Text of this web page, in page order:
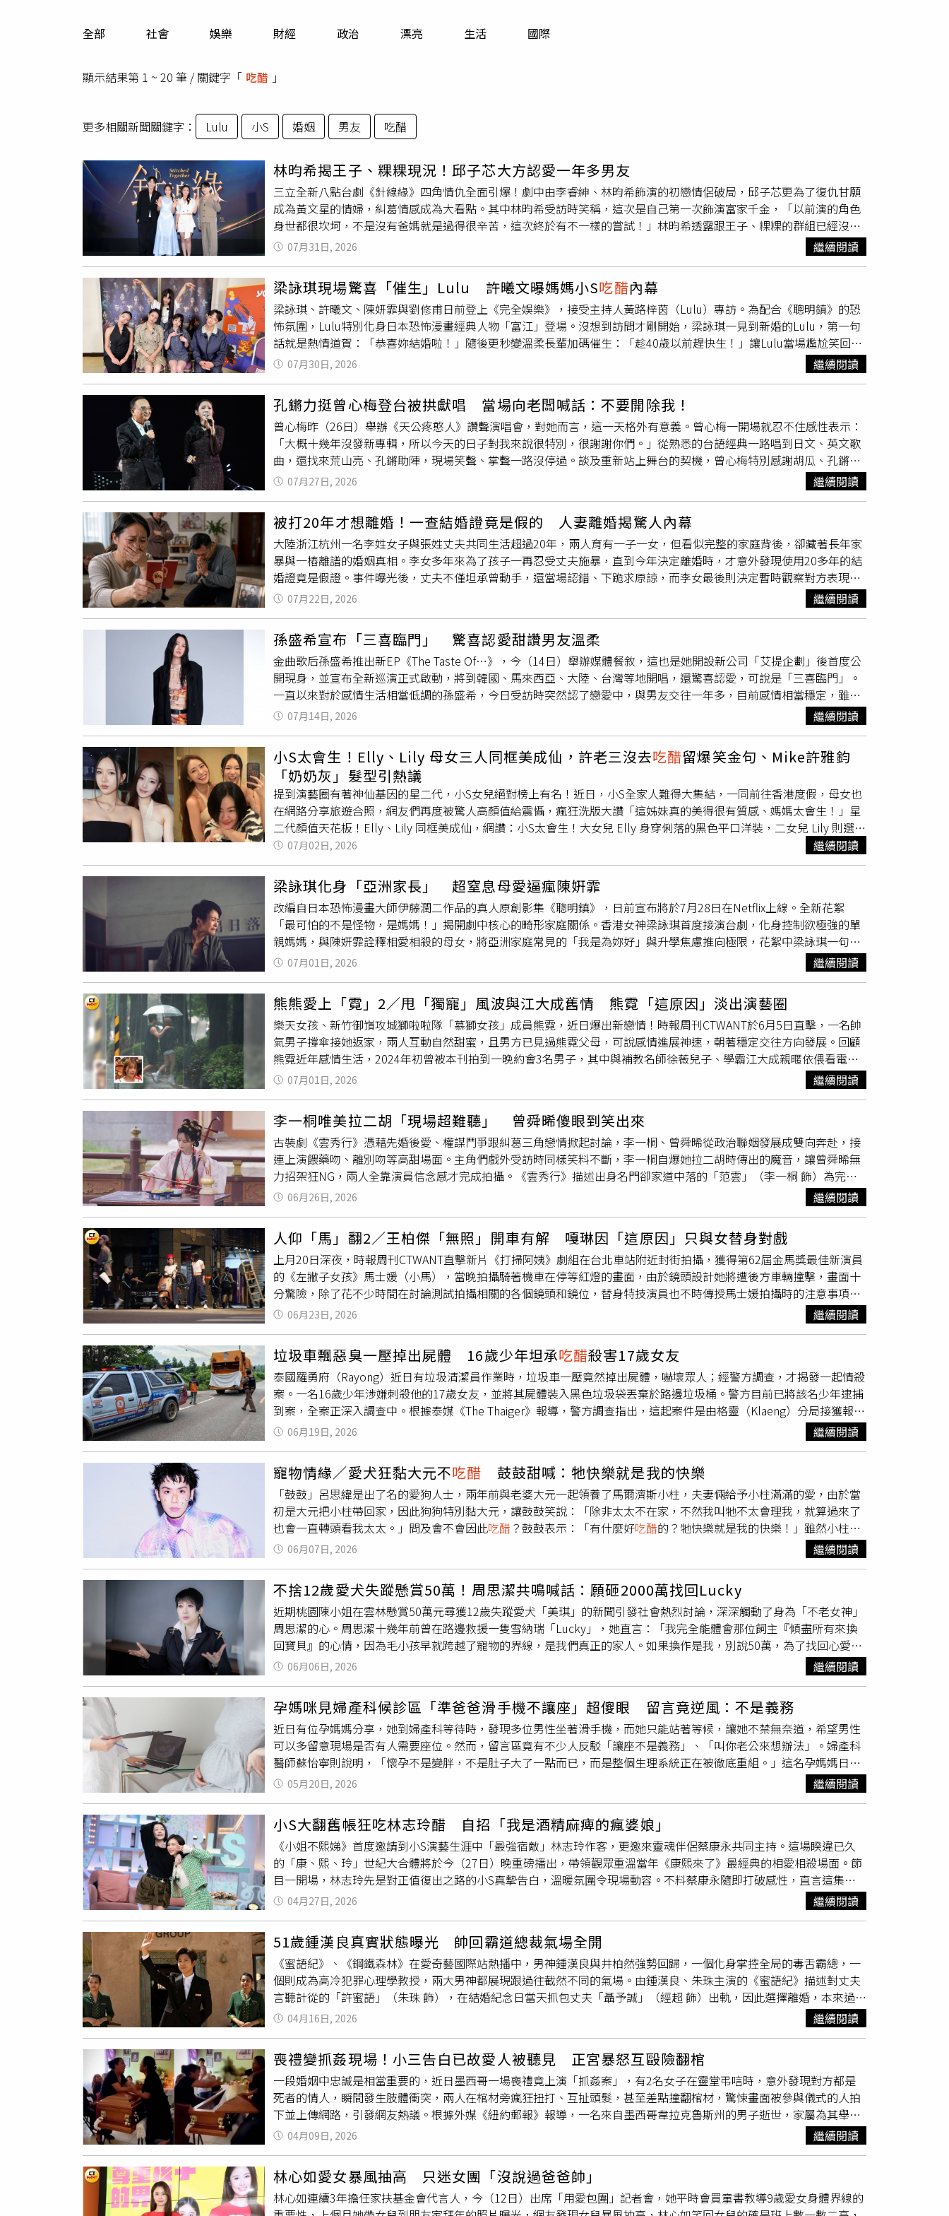
運勢
全部 社會 娛樂 財經 政治 漂亮 生活 國際
顯示結果第 1 ~ 20 筆 / 關鍵字「 吃醋 」
更多相關新聞關鍵字： Lulu 小S 婚姻 男友 吃醋
林昀希揭王子、粿粿現況！邱子芯大方認愛一年多男友
三立全新八點台劇《針線緣》四角情仇全面引爆！劇中由李睿紳、林昀希飾演的初戀情侶破局，邱子芯更為了復仇甘願
成為黃文星的情婦，糾葛情感成為大看點。其中林昀希受訪時笑稱，這次是自己第一次飾演富家千金，「以前演的角色
身世都很坎坷，不是沒有爸媽就是過得很辛苦，這次終於有不一樣的嘗試！」林昀希透露跟王子、粿粿的群組已經沒有
在對話。（圖／三立）此外，被問及先前一同參與《全明星運動會》的戰友王子與粿粿的婚外情風波，是否感到震驚？
林昀希坦言：「有啊，大家感情都滿好的，但私底下的事我們真的不會知道。」她表示事發後比較少私下聯繫，認為對
三立）被問到群組是否還有互動、會不會覺得夾在中間尷尬難選邊？林昀希尷尬笑說：「愛大家啦！」她表示自己當下
的反應是不去打擾，「怎麼回應都尷尬，頂多給一個『隔空擁抱』的感覺。」他們那趟美國行，剛好林昀希接了籃球季
後賽的採訪工作，因此沒有參與，是否慶幸剛好避開風頭？她大笑回應：「沒有啦！」邱子芯連演三檔八點檔，她笑
說，原本這檔想著能不能先休息一下，「謝謝大家的愛戴，還是先賺錢吧！」她也分享趁著空檔終於完成了看牙大事，
透露自己看了兩年的牙醫，做了三個根管治療並補完全部蛀牙，「完成這些事才可以好好拍戲！」至於連續接戲身體能
否負荷？她笑稱：「還行啦！通宵只是偶爾的事情，現在劇組都是可以充分休息的。」事業無縫接軌，感情生活也相當
滋潤。被問到工作這麼忙該如何經營感情？邱子芯表示：「要做什麼事，只要有心就可以！」隨後更難得大方認愛，坦
言身邊已有「陪伴的人」，已經默默發展了一年多，「拍戲之餘還是要有生活嘛！」她透露對方非常支持她的演藝工
作，即便劇中可能有吻戲或親密戲也不需要特別報備，「因為他不會特別去看，偶爾在推播看到也不會怎樣，不會吃
醋 。」被問到是否以結婚為前提交往？她甜笑回應：「是吧！」李睿紳日前受訪時提到老婆會吃醋的事，說老婆看了他
親密戲氣到回娘家，他今尷尬笑說：「又睡了三天沙發。」並搞笑表示會考慮把沙發升級，換個好一點的沙發，畢竟常
常睡。
07月31日, 2026 繼續閱讀
梁詠琪現場驚喜「催生」Lulu 許曦文曝媽媽小S吃醋內幕
梁詠琪、許曦文、陳妍霏與劉修甫日前登上《完全娛樂》，接受主持人黃路梓茵（Lulu）專訪。為配合《聰明鎮》的恐
怖氛圍，Lulu特別化身日本恐怖漫畫經典人物「富江」登場。沒想到訪問才剛開始，梁詠琪一見到新婚的Lulu，第一句
話就是熱情道賀：「恭喜妳結婚啦！」隨後更秒變溫柔長輩加碼催生：「趁40歲以前趕快生！」讓Lulu當場尷尬笑回：
「慢慢來啦！」梁詠琪在劇中飾演控制慾極強的母親，為了讓女兒考上好大學、讀醫科，即使小鎮再詭異恐怖也堅持撐
下去。她形容這是「極致到扭曲的母愛」。戲外梁詠琪極度沉浸角色，甚至把陳妍霏小時候的照片設為手機桌布，讓
雙腿」降低高度，逗趣畫面笑翻全場。梁詠琪見到新婚的Lulu，除了熱情道賀外還加碼催生。（圖／三立提供）首度參
演劇集的小S大女兒許曦文則分享了預告中「嘴吐蛞蝓」的拍攝幕後。她表示當時嘴裡含著柔軟的塑膠模型，由工作人
員拉細線拉出，臉上還抹滿黏液，場面極具視覺衝擊。許曦文也透露，自己原本就喜歡驚悚漫畫及動畫，雖然很愛看恐
怖題材，晚上卻又常常自己嚇自己，「會覺得旁邊好像有人。Lulu則犀利逼問許曦文媽媽小S看完預告後的反應，許曦
文笑爆媽媽狂問細節，甚至在一旁
碎念：「奇怪，為什麼導演找的不是我，是妳？」不過小S私下其實給予滿滿支
持，常陪女兒對詞到深夜。此外，劉修甫受訪時表示演出時覺得自己的角色「滿可愛的」，立刻遭陳妍霏補刀：「這樣
才恐怖！」談到戲外的育兒觀，梁詠琪強調自己絕非控制狂，還會陪女兒一起追星，並感嘆現代父母不必再重複上一代
「我都是為你好」的教養模式，強烈的控制慾才是真正可怕的。本集《完全娛樂》將於明（31）日晚間播出。
07月30日, 2026 繼續閱讀
孔鏘力挺曾心梅登台被拱獻唱 當場向老闆喊話：不要開除我！
曾心梅昨（26日）舉辦《天公疼憨人》讚聲演唱會，對她而言，這一天格外有意義。曾心梅一開場就忍不住感性表示：
「大概十幾年沒發新專輯，所以今天的日子對我來說很特別，很謝謝你們。」從熟悉的台語經典一路唱到日文、英文歌
曲，還找來荒山亮、孔鏘助陣，現場笑聲、掌聲一路沒停過。談及重新站上舞台的契機，曾心梅特別感謝胡瓜、孔鏘等
好友給予力量，更誠摯致謝黃乙玲：「因為乙玲帶我接觸佛教心靈成長課程，對我的人生轉變很大。」她特別安排黃乙
玲經典組曲，深情獻唱〈人生的歌〉、〈愛你無條件〉與〈無字的情批〉，並鼓勵大家「心向善」、有能力就多幫助他
聲極具感染力，讓他彈琴彈到非常感動，兩人被現場笑稱簡直「琴瑟和鳴」，曾心梅馬上接著虧他：「你都出三張專輯
了，不唱一首歌不能走。」最後孔鏘只好拿起麥克風，與曾心梅一起帶來〈為你表演〉。兩人唱完後，孔鏘還笑著向老
闆（曾心梅）喊話：「不要開除我，員工不要離職！」讓現場笑成一片。曾心梅26日舉辦《天公疼憨人》讚聲演唱會。
（圖／寬宏藝術提供）
07月27日, 2026 繼續閱讀
被打20年才想離婚！一查結婚證竟是假的 人妻離婚揭驚人內幕
大陸浙江杭州一名李姓女子與張姓丈夫共同生活超過20年，兩人育有一子一女，但看似完整的家庭背後，卻藏著長年家
暴與一樁離譜的婚姻真相。李女多年來為了孩子一再忍受丈夫施暴，直到今年決定離婚時，才意外發現使用20多年的結
婚證竟是假證。事件曝光後，丈夫不僅坦承曾動手，還當場認錯、下跪求原諒，而李女最後則決定暫時觀察對方表現，
再決定是否結束這段婚姻。據大陸《錢塘老娘舅》及《潮新聞》報導，李女表示，自己與丈夫共同生活20多年，期間育
有一子一女，但婚後幾乎一直生活在暴力陰影下。丈夫經常因小事動怒施暴，最近一次僅因她外出跳舞，丈夫便因吃
整，如今子女都已成家，她才終於鼓起勇氣提出離婚。然而，今年初前往民政部門辦理離婚手續時，工作人員查驗資料
後竟發現，她與丈夫持有的結婚證並非合法登記文件，而是一張假證。這項結果讓李女十分震驚。她表示，當年兩人結
婚時，所有手續都是公公代為處理，自己從未懷疑過證件真偽，直到20多年後準備離婚，才知道這段婚姻從一開始就存
在重大問題。除了家暴之外，李女也控訴婚後長期遭受婆家冷眼對待。她說，自己當年只收了6600元人民幣（約新台幣
2.7萬元）彩禮便嫁入夫家，但婆家始終沒有給過好臉色。生女兒時，她一度出現危急狀況，婆婆卻為了節省醫療費，不
願送她前往醫院，讓她至今仍無法忘懷。李女表示，丈夫除了經常辱罵外，也多次動手毆打自己，她一路忍耐到兒女成
年、成家，就是希望不要影響孩子成長，如今已不願再繼續過這樣的生活。面對妻子的指控，張男承認自己曾多次施
暴，並坦言動手原因是「心裡吃醋、不高興」，情緒失控才會出手。他表示，現在已經知道自己犯下錯誤，對過往行為
深感後悔，希望妻子能再給一次機會。在調解過程中，張男除了當面向妻子道歉外，還表示願意當著調解人的面下跪，
希望挽回這段婚姻。經過雙方協商後，李女最終沒有立即辦理離婚，而是決定暫時觀察丈夫是否真正改變，給對方最後
一次機會。這起家暴案件不僅揭露一段長達20多年的婚姻傷痕，更因離婚時才發現結婚證是假證而引發社會關注，也再
次掀起外界對家庭暴力防治，以及婚姻登記制度管理漏洞的討論。CTWANT提醒您：尊重身體自主權，請撥打113、
110。若自身或旁人遭受身體精神虐待、性騷擾、性侵害，請打110報案再打113找社工
07月22日, 2026 繼續閱讀
孫盛希宣布「三喜臨門」 驚喜認愛甜讚男友溫柔
金曲歌后孫盛希推出新EP《The Taste Of…》，今（14日）舉辦媒體餐敘，這也是她開設新公司「艾提企劃」後首度公
開現身，並宣布全新巡演正式啟動，將到韓國、馬來西亞、大陸、台灣等地開唱，還驚喜認愛，可說是「三喜臨門」。
一直以來對於感情生活相當低調的孫盛希，今日受訪時突然認了戀愛中，與男友交往一年多，目前感情相當穩定，雖然
沒有透露太多對方的資訊，不過她甜蜜表示男友個性木訥但溫柔，更大方放閃稱讚男友長得帥、身高也高，而且還有肌
肉。孫盛希也透露男友不是台灣人，但兩人並非遠距離戀愛。EP中有一首歌曲〈Falling in Love〉，被問到是不是寫給
男友的歌，孫盛希笑說是想著《逐玉》男主角張凌赫寫的，並說若是自己太投入追劇，男友會有點在意。至於男友跟張
凌赫誰比較帥？孫盛希不怕男友吃醋，立刻回答當然是張凌赫，雖然對於發行新作品男友口頭上沒有太多鼓勵，但一直
用行動陪在她身邊。此次孫盛希自己開公司發行音樂作品，不過與待了很久的滾石唱片還是有合作，談及自己當老闆的
心情，她表示：「像小孩子剛起來的狀態，我一直去跑銀行，寫了好多匯款單，每次出去就是10萬20萬，剛開的時候還
沒進帳，都是用自己的錢去墊。」並透露開公司目前大約燒了200萬元。除了公司，孫盛希也投資餐酒館，目前已經4年
半，生意好的時候年營收可達2000萬。孫盛希認愛，透露與男友交往一年感情穩定。（圖／艾提企劃提供）
07月14日, 2026 繼續閱讀
小S太會生！Elly、Lily 母女三人同框美成仙，許老三沒去吃醋留爆笑金句、Mike許雅鈞
「奶奶灰」髮型引熱議
提到演藝圈有著神仙基因的星二代，小S女兒絕對榜上有名！近日，小S全家人難得大集結，一同前往香港度假，母女也
在網路分享旅遊合照，網友們再度被驚人高顏值給震懾，瘋狂洗版大讚「這姊妹真的美得很有質感、媽媽太會生！」星
二代顏值天花板！Elly、Lily 同框美成仙，網讚：小S太會生！大女兒 Elly 身穿俐落的黑色平口洋裝，二女兒 Lily 則選擇
了溫柔清透的杏色繞頸上衣。這對擁有名模氣場的姊妹拍照時完美展現零死角的立體骨相與緊緻身材。兩人的高顏值與
優雅感被網友瘋傳狂讚「這姐妹真的精緻到骨子裡去」，再次印證了媽媽小S無敵的小臉＋好比例優良基因。（圖／取
自 elephantdee IG）拍出年輕人最新風潮！自帶鬆弛感的「朦朧復古風與不露臉特寫」值得注意的是，這次姊妹兩人也
示範如今年輕人最風靡的拍照方式。原則就是打破傳統的高清自拍，大膽嘗試帶有柔焦、手震殘影與朦朧霧氣的拍照
法，營造出電影劇照般的復古感；或者是以由上往下的俯瞰視角，僅拍攝兩人身穿天鵝絨套裝、手拎包包的時尚局部特
寫，不露臉卻精緻度爆表，想要嘗試最新拍照風格也可以參考。（圖／取自 elephantdee IG）缺一不可的家庭溫馨！許
老三吃醋 留金句、小S代夫闢謠「這是時尚奶奶灰！」沒去成的小妹可愛反擊：這次全家出遊照中，因為小妹許老三正
好需要上課而遺憾缺席。在看到爸媽和姊妹們旅遊的合照後，古靈精怪的許老三忍不住表達不滿，留下經典醋意金句：
「三個人的友誼裡，總有一個人是多餘的」逗樂全網。（圖／取自 elephantdee IG）此外，小S與老公 Mike 在遊艇上的
甜蜜放閃照也成了討論焦點。許多網友笑稱 Mike 哥多年來的緊身緊緻、印花穿衣風格真的是從未改變。面對網友注意
到 Mike 頭上的點點白髮，小S更親自在 Lily 的貼文底下幫老公代發聲：「我老公要我幫他說：他不是白髮，是他以時尚
眼光買了奶奶灰的髮膠塗上去的！」這種兼具頂級美貌與爆笑日常的相處，正是小S全家最無可取代、讓人卸下防備的
溫暖魅力。（圖／取自 elephantdee IG）（圖／取自 elephantdee IG）
07月02日, 2026 繼續閱讀
梁詠琪化身「亞洲家長」 超窒息母愛逼瘋陳姸霏
改編自日本恐怖漫畫大師伊藤潤二作品的真人原創影集《聰明鎮》，日前宣布將於7月28日在Netflix上線。全新花絮
「最可怕的不是怪物，是媽媽！」揭開劇中核心的畸形家庭關係。香港女神梁詠琪首度接演台劇，化身控制欲極強的單
親媽媽，與陳姸霏詮釋相愛相殺的母女，將亞洲家庭常見的「我是為妳好」與升學焦慮推向極限，花絮中梁詠琪一句台
詞：「妳是我生的，妳的一切都是我給的！」展現遊走於瘋狂邊緣的窒息式母愛。最新花絮中，畫面開場便營造令人膽
戰心驚的壓迫感。梁詠琪神情緊繃、手持剪刀護著女兒與丈夫對峙，隨後對女兒痛喊：「媽媽只剩下妳了，妳永遠永遠
不可以離開媽媽！」將扭曲的母女關係展露無遺。她更將自身對失敗的恐懼強加在孩子身上，情緒勒索狠抓陳姸霏說：
「媽媽沒有成就，妳不能夠像我一樣沒出息，妳是媽媽唯一的希望。」陳姸霏也給出爆發力十足的演技，對著母親崩潰
狂吼，兩人將這段互相依賴又彼此傷害的母女拉扯，演繹得淋漓盡致。陳姸霏得知要與梁詠琪對戲有些緊張。（圖／奇
蹟映畫所提供）戲裡相愛相殺，戲外兩位演員則對角色有著深刻同情，談及這次飾演的單親媽媽「何麗芬」，梁詠琪形
容：「她很明顯對女兒的愛是大過於生命的一切，比自己的生命看得還重要，當她走到一個極端的想法，有很強烈的控
制慾，女兒是她生命的全部，她什麼都沒有，所做的一切都是為了女兒，甚至可以犧牲一切，這個偉大母親的角色是很
吸引我的。」她還透露自己也很愛看伊藤潤二的作品，以前看《漩渦》連翻頁都會怕，要先翻一小角確認不會太恐怖才
敢慢慢翻開，更表示：「我已經搶先看了《聰明鎮》前5集，追著導演快給我剩下的集數，好久沒有追劇追到停不下來
了。」現實生活同樣身為母親的梁詠琪表示，自己與角色相似之處在於都很愛女兒、願意付出努力，但她強調非常不認
同何麗芬愛女兒的方式，直言：「何麗芬失去自己，也讓女兒失去自己。她的愛是盲目的，漠視女兒的感受，讓雙方都
很痛苦。我自己比較放手，畢竟孩子是獨立個體，我們作為父母仍然要尊重他們。」陳姸霏在劇中化身重考生「趙佳
琦」，被媽媽強迫搬入以升學為唯一目標的「神祕小鎮」，問起得知要跟女神梁詠琪演母女的心情，她笑稱一開始因為
對方是資深前輩，又是厲害的歌手而「微微害怕」，甚至擔心語言隔閡，實際碰面發現一切都是過度擔心，陳姸霏笑
說：「第一次見面覺得她好高、好漂亮！我們也常在現場分享零食，到了最後殺青甚至有點難分難捨。」梁詠琪則對
「女兒」陳姸霏讚不絕口，她驚豔說：「姸霏很清楚自己在表演上要做什麼，有時氣氛也被她帶動。拍沉重鏡頭時，她
本來哭得很淒涼，一喊卡就突然笑了。我非常享受看她的表演，心裡都忍不住想，我這個女兒真的很棒！」梁詠琪還透
露當時偷偷把手機桌布跟螢幕保護都換成陳姸霏小時後的照片，被問會不會擔心自己女兒 吃醋？她笑說：「當時離家兩
個月在台灣拍攝很想念女兒，就真的把姸霏當自己女兒看，但拍完當然就把照片換回去啦！」梁詠琪對陳姸霏讚不絕
口。（圖／奇蹟映畫所提供）
07月01日, 2026 繼續閱讀
熊熊愛上「霓」2／甩「獨寵」風波與江大成舊情 熊霓「這原因」淡出演藝圈
樂天女孩、新竹御嵿攻城獅啦啦隊「慕獅女孩」成員熊霓，近日爆出新戀情！時報周刊CTWANT於6月5日直擊，一名帥
氣男子撐傘接她返家，兩人互動自然甜蜜，且男方已見過熊霓父母，可說感情進展神速，朝著穩定交往方向發展。回顧
熊霓近年感情生活，2024年初曾被本刊拍到一晚約會3名男子，其中與補教名師徐薇兒子、學霸江大成親暱依偎看電影
的畫面曝光後，江大成也大方認愛，坦言雙方正在相處了解，只可惜這段戀情約半年後便畫下句點。2024年初熊霓曾被
本刊拍到一晚約會3名男子。（圖／本刊攝影組）2021年熊霓以第一名成績考進中華職棒樂天桃猿啦啦隊，憑藉亮眼外
得國手資格，出道後除了球場應援，也活躍於綜藝節目，逐漸打開演藝知名度。熊霓、江大成曾一起親暱依偎看電影約
會。（圖／本刊攝影組）熊霓過去是胡瓜主持的《綜藝大集合》固定班底，2023年卻因媒體以「獨寵」形容兩人互動，
意外遭爆與大她44歲的胡瓜過從甚密，甚至一度傳出讓胡瓜妻子丁柔安吃醋。不過雙方第一時間皆出面否認，隨後熊霓
又被拍到與補教名師徐薇的兒子江大成交往，才讓這場烏龍緋聞逐漸平息。2024年熊霓因舊傷復發，加上重新思考人生
規劃，決定離開經紀公司「時代創藝」，淡出演藝圈。當時外界一度揣測，她是因「失寵」、通告量減少才選擇離開，
但日前熊霓受訪時澄清，真正原因是長時間錄製綜藝節目對身體造成極大負擔，甚至因此影響到啦啦隊工作，加上自己
個性慢熟，在綜藝節目上比較無法放得開、製造效果，更享受純粹跳舞的舞台，讓她開始思考，不希望為了忙碌工作而
賠上健康，因此決定將重心放回啦啦隊與舞蹈教學。2021年熊霓以第一名成績考進中華職棒樂天桃猿啦啦隊，憑藉亮眼
外型與深厚舞蹈底子迅速打開知名度。（圖／翻攝自熊霓FB）今年4月，熊霓更在社群平台透露傷勢惡化。她表示，自
己跳舞16年、加入啦啦隊6年，總是抱著「再撐一下」的心態，但阿基里斯腱已反覆發炎一年多，檢查後發現已有撕
裂、增生及積水等狀況，只能暫別球場專心治療與復健。經過一段時間休養後，她日前已正式回到球場應援，以更健康
的狀態重新站上熟悉的舞台。如今熊霓不僅重回最喜愛的舞蹈工作，也迎來新的感情發展，可說是愛情、事業雙雙展開
全新篇章。對於樂天女孩熊霓6月5日帶著高帥男子回新竹老家拜見父母，本刊詢問樂天球團兩人是否為男女朋友關係？
樂天回應本刊表示：「球團不會過問女孩私下的交友情況，但會叮嚀務必恪守本分，謝謝關心。」熊霓過去是胡瓜主持
的《綜藝大集合》固定班底。（圖／本刊攝影組）
07月01日, 2026 繼續閱讀
李一桐唯美拉二胡「現場超難聽」 曾舜晞傻眼到笑出來
古裝劇《雲秀行》憑藉先婚後愛、權謀鬥爭跟糾葛三角戀情掀起討論，李一桐、曾舜晞從政治聯姻發展成雙向奔赴，接
連上演餵藥吻、離別吻等高甜場面。主角們戲外受訪時同樣笑料不斷，李一桐自爆她拉二胡時傳出的魔音，讓曾舜晞無
力招架狂NG，兩人全靠演員信念感才完成拍攝。《雲秀行》描述出身名門卻家道中落的「范雲」（李一桐 飾）為完成
託付，嫁給外界眼中的草包城主「齊崢」（曾舜晞 飾），兩人從互相試探、防備，到攜手對抗貴族勢力，在推動改革、
整頓九城的過程中逐漸產生感情，不僅在她重傷昏迷時深情嘴對嘴餵藥，更為了成全她的理想，忍痛答應和離並獻上離
別一吻，一路寵妻到底，也讓兩場吻戲成為《雲秀行》的高光名場面。有趣的是，兩人只要一提起劇中李一桐拉二胡的
橋段就忍不住噴笑，她害羞招認，雖然劇組有安排老師教學，她也努力把手勢比得到位，但實際拉出來的聲音還是跟想
像差距甚遠。有一場戲是她要拉二胡安慰曾舜晞，必須在悲傷的情境下演奏，結果她才剛開始拉，曾舜晞就忍不住笑
場，最後連她自己也演不下去，劇組乾脆在現場播放鋼琴曲當背景音樂，好壓過二胡的刺耳聲，李一桐笑稱，那場戲他
們完全是靠演員的強大信念感撐過去的。《雲秀行》李一桐（右）曾舜晞在劇中先婚後愛。（圖／愛奇藝國際版提供)另
外，以《長相思》爆紅的鄧為，這次在《雲秀行》中一人分飾溫潤儒雅的公子「鄭適」及心狠手辣的神秘人物「樓啟
炎」，他對范雲展開近乎執念般的追求，先是試圖以割舌、吞針等驚悚手段教訓傷害她的人，轉頭又對她說出「留在我
身邊吧！讓妳的底線成為我的底線」等告白話語，在陰狠跟溫柔之間來回切換，他也憑藉亦正亦邪的瘋批人設迅速出
圈。情敵的出現讓曾舜晞扮演的「齊崢」醋勁大發，為了宣示主權，他還故意在鄭適面前親范雲臉頰放閃。李一桐表
示，齊崢只要看到范雲和其他人有一點肢體接觸，像是碰到手或手臂，就會立刻吃醋，角色有點精神潔癖。曾舜晞則苦
笑說：「別提了！好丟人，在這部劇裡我必須給大家表演五花八門的吃醋，真的是太難了。」不少劇迷也開始期待，齊
崢後續還會有哪些護妻又 吃醋的表現。先婚後愛，劇情甜虐交織的《雲秀行》正在愛奇藝國際版熱播中。
06月26日, 2026 繼續閱讀
人仰「馬」翻2／王柏傑「無照」開車有解 嘎琳因「這原因」只與女替身對戲
上月20日深夜，時報周刊CTWANT直擊新片《打掃阿姨》劇組在台北車站附近封街拍攝，獲得第62屆金馬獎最佳新演員
的《左撇子女孩》馬士媛（小馬），當晚拍攝騎著機車在停等紅燈的畫面，由於鏡頭設計她將遭後方車輛撞擊，畫面十
分驚險，除了花不少時間在討論測試拍攝相關的各個鏡頭和鏡位，替身特技演員也不時傳授馬士媛拍攝時的注意事項。
正式拍攝時，駕車的演員直接撞上替身演員的機車，機車零件四處飛散，替身演員順著撞擊力道在擋風玻璃上砸出玻璃
破裂的視覺效果，隨後翻落在車子前方，驚險的畫面一次拍攝便順利完成。為了克服王柏傑「無照」問題，拍攝電影
可。（圖／本刊攝影組）王柏傑自2024年6月因酒駕事件、駕照遭吊扣，今年3月他與香港天王郭富城合作喜劇電影《老
子》，飾演的是一名「計程車司機」，劇組為了讓他能合法合規演出開車的過程，除安排數名穿著雨衣的工作人員，在
雨中採取「人力驅動」推車，還將小黃車頂加裝一個如同賽車座艙的特殊設備，方向盤、油門、煞車與排檔等控制元件
一應俱全。專業的技術替身人員戴上安全帽、繫好安全帶，坐在車頂幫飾演司機的王柏傑「代客駕駛」，無照的王柏傑
只需坐在駕駛座演出開車的模樣，讓人大開眼界。嘎琳上場時僅與和男主角身穿同樣衣服的短髮女替身對戲拍攝，黃信
赫在一旁晾著沒事幹。（圖／本刊攝影組）本刊去年6月獨家直擊男星黃信赫，與啦啦隊人氣女神胡佳琳（嘎琳）一起
拍攝廣告，只是兩人雖然分飾男女主角，但男主角黃信赫卻是被晾在一旁，嘎琳全程只和與黃信赫身穿同樣衣服的短髮
女替身對戲拍攝，兩人可說幾乎是完全零互動，成了廣告拍攝的意外插曲。報導曝光後，也有媒體指出，嘎琳拍攝廣告
時，刻意避免與男主角黃信赫互動，甚至由短髮女替身代為出鏡，是因她擔心「有人 吃醋」，導演被迫分別指導兩位演
員，不讓兩人同場拍攝。穿著高中制服的王淨拍攝《功夫》時查看滾落路邊的蔡昌憲傷勢如何，但此畫面是由替身演員
完成。（圖／本刊攝影組）2023年11月九把刀在台北市信義區拍攝電影《功夫》時，蔡昌憲扮演的是被立委座車撞到的
衰尾角色，滿臉都是紅通通的血跡傷妝，看來有不少動作戲份，不過現場有替身演員在等候，等一切準備就緒開拍後，
粉紅色賓士猛踩油門，蔡昌憲的替身演員緊抓著車子後座車窗，隨後擦撞騎單車的騎士而滾落到路邊，在菜攤的高中女
生王淨見狀趕緊跑過去關心，正當工作人員在忙著處理替身的畫面時，蔡昌憲本人則在一旁溜搭。
06月23日, 2026 繼續閱讀
垃圾車飄惡臭一壓掉出屍體 16歲少年坦承吃醋殺害17歲女友
泰國羅勇府（Rayong）近日有垃圾清潔員作業時，垃圾車一壓竟然掉出屍體，嚇壞眾人；經警方調查，才揭發一起情殺
案。一名16歲少年涉嫌刺殺他的17歲女友，並將其屍體裝入黑色垃圾袋丟棄於路邊垃圾桶。警方目前已將該名少年逮捕
到案，全案正深入調查中。根據泰媒《The Thaiger》報導，警方調查指出，這起案件是由格靈（Klaeng）分局接獲報
案。日前清潔隊員在格靈區一處社區執行例行清運工作時，察覺其中一個垃圾桶散發出強烈異味，當垃圾車的壓縮機啟
動並撕裂垃圾袋時，一具女屍赫然掉出來，嚇得清潔隊員立刻報警。警方趕抵後，鑑識人員發現遺體已嚴重腐敗、難以
對，證實死者為日前被通報失蹤的17歲少女瓊蒂查（Chonticha）。死者父母在接獲通知後，急忙從春武里府（Chon
Buri）趕往羅勇府認屍，並透過衣著與身體特徵確認了女兒的身分。根據法醫隨後的驗屍報告顯示，死者的腹部有明顯
刀傷，警方隨即定調這是一起謀殺案，並成立專案小組全面追查其生前行蹤。專案小組循線調閱監視器畫面，發現瓊蒂
查於6月8日深夜由一名男子從春武里府載往羅勇府。隨後在11日，她向該名男子借用機車聲稱要去附近商店，卻自此人
間蒸發，該男子還為此向警方報案機車失竊。但警方深入追查其通聯與移動軌跡，發現瓊蒂查最後前往了16歲少年「皮
奇」（Peach）的住處，而該住所距離棄屍地點僅約3.5公里。警方隨即將皮奇拘提到案，他在偵訊時坦承不諱，並供稱
事發當時他發現女友在兩人相處時，仍用手機與其他男子聊天，他一時醋勁大發，接著理智線斷裂，持刀朝女友腹部猛
刺2刀致死。殺害女友之後，皮奇將遺體塞入黑色垃圾袋，並趁夜深人靜時載往路邊垃圾桶丟棄。警方表示，目前正持
續蒐集相關犯罪證據，至於嫌犯的後續法律審判程序，官方尚未透露更多細節。
06月19日, 2026 繼續閱讀
寵物情緣／愛犬狂黏大元不吃醋 鼓鼓甜喊：牠快樂就是我的快樂
「鼓鼓」呂思緯是出了名的愛狗人士，兩年前與老婆大元一起領養了馬爾濟斯小柱，夫妻倆給予小柱滿滿的愛，由於當
初是大元把小柱帶回家，因此狗狗特別黏大元，讓鼓鼓笑說：「除非太太不在家，不然我叫牠不太會理我，就算過來了
也會一直轉頭看我太太。」問及會不會因此吃醋 ？鼓鼓表示：「有什麼好吃醋的？牠快樂就是我的快樂！」雖然小柱比
較黏老婆大元，但鼓鼓不會因此
。（圖／相信音樂提供、翻攝自大元IG）在小柱之前，鼓鼓養了兩隻狗狗，但因為
年紀大了相繼離開，某天突然覺得可以到當初領養狗狗的地方看看，不過他剛好要工作，就由大元自行前往，原本只是
要去當志工，但看了看突然有再養狗的念頭，在大元傳來的照片中，鼓鼓立刻相中了小柱，「很多狗狗會很熱情一直
撲，但小柱很乖在旁邊休息，我比較喜歡安靜的。」剛好大元也覺得小柱很有眼緣，便決定將小柱帶回家。過去待在繁
殖場的小柱，在鼓鼓的照顧下越來越有安全感。（圖／相信音樂提供）過去小柱在繁殖場當種狗，聲帶被割掉，而且很
沒有安全感，鼓鼓與大元花了很多時間讓小柱習慣新的生活環境，「一開始牠很怕人家抓，會一直跑讓你追，也不能突
然抱牠，可能是以前都在繁殖場的關係，被抓不舒服。」不過現在小柱已經完全放鬆，從一開始只敢窩在角落，到現在
能直接躺在客廳中央睡覺，讓鼓鼓覺得很有成就感。小柱身體還不錯，只有眼睛不太好。（圖／相信音樂提供）一開始
小柱被判定為4歲，但鼓鼓一看就知道絕對不可能只有4歲，表示根據小柱的毛色與眼睛狀況，估計至少有9歲，「當然
會有點失落，不是因為牠年紀大，是擔心牠陪我們的時間太短，但很快就調適好了，畢竟我們去認養寵物的初衷，不是
要牠陪我們多久，是想照顧他。」幸好小柱的身體還不錯，只不過視力不太好，因此會盡量在太陽沒這麼大時帶牠出去
散步。鼓鼓相當疼愛乖巧的小柱。（圖／相信音樂提供）擁有豐富經驗的鼓鼓通常會親自幫狗狗洗澡，不過小柱非常怕
進廁所，原來是在他們之前，小柱曾被一對情侶帶回家，「那對情侶一直把牠關在廁所，愛媽知道後就馬上把牠接回來
了，我在猜是不是因為這樣，所以小柱不太敢去廁所，只要去廁所就會緊張到舌頭發紫。」因此鼓鼓會帶小柱到愛媽推
薦的寵物美容，讓小柱別這麼害怕。儘管工作忙碌，鼓鼓還是盡量花時間陪伴小柱。（圖／相信音樂提供）由於歷經過
愛犬離世，鼓鼓坦言這段時期真的很難熬，但不會讓他不敢再養狗，「養狗的快樂是來自於付出，牠的離開當然會心
痛，但什麼事情都有分開的一天，害怕分別的話，就要更把握時間相處。」鼓鼓也真的花了很多時間陪伴小柱，本來就
很早起的他會一大早帶小柱去散步。問及會不會想再養一隻？鼓鼓表示暫時沒這個想法，「照顧起來會分散注意力，之
前原本有養一隻，後來又認養一隻，回想起來好可憐，看緣分吧。」鼓鼓推出新專輯《Vitamin G》。（圖／相信音樂提
供）鼓鼓近期推出新專輯《Vitamin G》，希望像維他命一樣帶給大家能量，他坦言自己也有負面的時候，但要練習消化
情緒，「我也有很多黑暗面，以前會想分享，想讓大家知道怎麼跨過去，但現在比較不會，因為每個人對困難的標準不
一樣，不管在哪個階段都有那個年齡必經的事情，那些困擾是一定要自己走過的，沒有答案。」現階段鼓鼓希望學習守
護擁有的關係。（圖／相信音樂提供）至於現階段最該學習的課題是什麼？鼓鼓以新歌〈透明傘〉為例，就是要學習如
何守護現在擁有的關係，表示：「不是說不讓它改變，而是別讓它變質，要往好的方向前進，以前不會想這麼多，年紀
到了覺得可以更有智慧處理很多事情，不要讓行為被情緒控制，學習更聰明去面對。」
06月07日, 2026 繼續閱讀
不捨12歲愛犬失蹤懸賞50萬！周思潔共鳴喊話：願砸2000萬找回Lucky
近期桃園陳小姐在雲林懸賞50萬元尋獲12歲失蹤愛犬「美琪」的新聞引發社會熱烈討論，深深觸動了身為「不老女神」
周思潔的心。周思潔十幾年前曾在路邊救援一隻雪納瑞「Lucky」，她直言：「我完全能體會那位飼主『傾盡所有來換
回寶貝』的心情，因為毛小孩早就跨越了寵物的界線，是我們真正的家人。如果換作是我，別說50萬，為了找回心愛的
Lucky，我甚至願意砸下2000萬元重金懸賞。」即便Lucky已經回到天上5年多了，周思潔仍感性地說：「牠生前穿過的
每一件衣服、用過的物品我都珍藏著。」如今無論是去上課、開會，還是搭飛機出國，她都會隨身帶著Lucky專屬的小
不會消失的能量，永不停止的愛」。面對身旁好友關心是否會想再養一隻狗？周思潔堅定地搖頭表示「不敢」，並首度
吐露不再養狗的原因。她坦言，第一是「怕Lucky會吃醋」；第二則是養狗需要負起極大的責任與陪伴時間，如今忙碌
的行程，實在沒有辦法好好留在家裡陪伴；此外，她也直言自己「很難再承受那種離開的痛」。周思潔也藉此機會呼籲
大眾善待世上的每一隻狗，並支持「領養代替購買」，給角落裡等待溫暖的毛小孩一個重生的機會，讓愛得以延續。此
外，周思潔日前化身人生導師扮演超級導遊，率領42位跨世代學員飛往上海，展開5天4夜的遊學之旅，旅途中遇到學員
不小心遲到，她沒有擺出嚴師架子，反而幽默祭出「上台表演才藝」的懲罰，在歡笑中化解尷尬。每天深夜回飯店後，
她更堅持舉辦深度的討論會與隨堂測驗，並發放「1000元現金大獎」激勵學員，徹底激發大家的學習動力，「我希望能
透過這趟旅程的陪伴與啟發，讓每個人超越自我」。
06月06日, 2026 繼續閱讀
孕媽咪見婦產科候診區「準爸爸滑手機不讓座」超傻眼 留言竟逆風：不是義務
近日有位孕媽媽分享，她到婦產科等待時，發現多位男性坐著滑手機，而她只能站著等候，讓她不禁無奈道，希望男性
可以多留意現場是否有人需要座位。然而，留言區竟有不少人反駁「讓座不是義務」、「叫你老公來想辦法」。婦產科
醫師蘇怡寧則說明，「懷孕不是變胖，不是肚子大了一點而已，而是整個生理系統正在被徹底重組。」這名孕媽媽日前
在Threads發文表示，上次她去產檢站著在等衛教，看到2至3個男性坐在椅子上，甚至翹著腳滑手機，而她當天要測糖
水，因此空腹、沒吃碳水，這也讓她感到很憤怒、心情差，「希望各位準爸爸、男性在陪同心愛的老婆去婦產科時，都
能主動或留意一下旁邊的女性是否需要座位！」貼文曝光後，意外掀起兩派論戰，一派人指出，「我七早八早來到現
場，就為了我跟我老婆有位子坐，然後你叫我讓我給你？叫你老公來想辦法謝謝」、「如果我讓位，我老婆會不開
心」、「什麼時候連醫院的位置都變成孕婦優先？孕婦不是無敵星星耶」、「我等很久也很累，為什麼要讓座」、「你
先生怎麼不早點出門去搶位置？有問題的是你先生，不是其他人的先生」、「讓不讓座是我的選擇，不是我的義務」、
「懷孕很辛苦又不是我害的」。另一派人則認為，「婦產科的位置居然不是優先給婦女」、「真的不敢相信留言區一堆
不讓位給孕婦的男性還坐出優越感了？老婆是孕婦，應該很能體諒孕婦難處耶」、「孕婦就是需要位子的人，什麼叫做
，而是作為一個人基本的教養跟素養」、「男的在婦產科跟孕婦爭座位，你媽
媽知道你們這樣嗎？到底什麼世界」、「你們的小孩都不會是女兒嗎？以後記得跟女兒說想要位置早點去」。也有人直
言，「台灣出生率還是太高了」、「我以為診所或醫院的凳子優先給有需要的人是常識」、「逆風男性們搞清楚，今天
重點是你們人在婦產科，就請讓座給在診間等候的所有女性」、「我很認真覺得不用讓座的人，是不是其實不知道孕婦
久站會有什麼風險」、「懷孕後期肚子很重，站久了都會覺得肚子緊緊的，希望大家互相體諒」。對此，婦產科醫師蘇
怡寧表示，關於孕婦讓座這件事，他不理解到底是在吵什麼，他只想從專業角度來說明，女性懷孕後身體會發生6大生
理變化，「值不值得你讓座自己判斷」、「懷孕不是變胖，不是肚子大了一點而已，而是整個生理系統正在被徹底重
組」。1、血液量暴增、心臟超時工作懷孕到第三孕期，孕婦的血液總量會比孕前增加40%到50%，心輸出量增加30%
到50%，心跳每分鐘加快10到20下，這意味著孕婦即使靜靜站著，心臟做的工都相當於在快走。2、子宮壓迫大血管，
隨時可能昏倒變大的子宮會壓迫下腔靜脈這條最粗的回心血管，孕婦站立或姿勢改變的時候，會導致回到心臟的血液瞬
間減少，有可能引起血壓驟降，眼前發黑、冒冷汗然後倒下，這在醫學上叫做仰臥低血壓症候群，不是嬌貴不是想太
多，是真實會發生在捷運裡、在公車上的血流動力學急症。3、肺被往上頂，呼吸本來就喘子宮把橫膈頂高，肺的容積
被壓縮，但胎兒需要氧氣、媽媽自己也需要更多氧氣，所以孕婦的呼吸頻率本來就比較快，潮氣量增加40%，一般人站
著不會喘，孕婦站著光呼吸這件事就已經在加班。4、血糖波動劇烈，隨時可能低血糖懷孕本身就是一個相對的胰島素
阻抗狀態，血糖調節變得不穩定，站太久、隔太久沒吃東西，容易冒冷汗、手抖、視線模糊、站不穩。5、血栓風險飆
升，久站久坐都危險懷孕是天然的高凝血狀態，這是身體為了預防生產大出血所做的準備，但代價是深層靜脈栓塞的風
險比孕前高出4到5倍，久站、久坐不動都可能在下肢形成血栓，血栓一旦跑到肺，是會出人命的。6、韌帶鬆弛重心前
移，跌倒風險爆表身體會分泌一種叫做鬆弛素的荷爾蒙，讓骨盆韌帶變鬆為生產做準備，但這個荷爾蒙不會只作用在骨
05月20日, 2026 繼續閱讀
小S大翻舊帳狂吃林志玲醋 自招「我是酒精麻痺的瘋婆娘」
《小姐不熙娣》首度邀請到小S演藝生涯中「最強宿敵」林志玲作客，更邀來靈魂伴侶蔡康永共同主持。這場睽違已久
的「康、熙、玲」世紀大合體將於今（27日）晚重磅播出，帶領觀眾重溫當年《康熙來了》最經典的相愛相殺場面。節
目一開場，林志玲先是對正值復出之路的小S真摯告白，溫暖氛圍令現場動容。不料蔡康永隨即打破感性，直言這集
「沒有要放過兩位」，小S立刻反應神速，拋出地獄哏回擊：「你沒有要放過我？可是我姊姊走了耶！」突如其來的黑
色幽默瞬間讓蔡康永語塞，只能轉頭對林志玲感嘆：「那我只好不放過妳了。」荒謬開場讓全場瞬間笑炸。小S、蔡康
永、林志玲帶領觀眾重溫當年《康熙來了》最經典的相愛相殺場面。（圖／東森綜合台提供）小S 現場大翻舊帳，
指責蔡康永平日眼中只有林志玲，不僅開口閉口都是志玲，甚至連志玲小孩的背影都要分享，忍不住質疑蔡康永是否存
心激怒她。蔡康永則妙語如珠反擊：「有啊，我常跟志玲聊到妳，我都說：『志玲，徐熙娣又喝醉了。』」引發小S崩
潰怒喊：「我除了喝醉還有別的事好嗎！」蔡康永更接著爆料，某次林志玲請吃燒肉，小S酒後情緒高漲甚至大飆髒
話，當時蔡康永擔心一旁的志玲受驚，趕緊上前安撫，沒想到林志玲竟溫柔反過來安慰他：「小S壓力很大，沒關
係。」這份「女神級體貼」徹底點燃小S的勝負欲，氣到語無倫次地自嘲：「所以志玲在你心中就是欣賞藝術的體貼的
女生，我就是個靠酒精麻痺的瘋婆娘？」蔡康永隨即幽默補槍小S「瞧不起藝術」，兩人老搭檔式鬥嘴火花四射，笑果
十足。
04月27日, 2026 繼續閱讀
51歲鍾漢良真實狀態曝光 帥回霸道總裁氣場全開
《蜜語紀》、《鋼鐵森林》在愛奇藝國際站熱播中，男神鍾漢良與井柏然強勢回歸，一個化身掌控全局的毒舌霸總，一
個則成為高冷犯罪心理學教授，兩大男神都展現跟過往截然不同的氣場。由鍾漢良、朱珠主演的《蜜語紀》描述對丈夫
言聽計從的「許蜜語」（朱珠 飾），在結婚紀念日當天抓包丈夫「聶予誠」（經超 飾）出軌，因此選擇離婚，本來過著
貴婦生活的她，進到飯店業，從客房清潔員做起，一步步地展開逆襲，邁向女強人之路；鍾漢良則飾演曾和她有過交集
的飯店經理人「紀封」，兩人重逢後在碰撞磨合中關係逐漸拉近並彼此扶持。《蜜語紀》鍾漢良（右）與朱珠首次相
的掌握，都展現出成熟演員的控制力，在預告中他和朱珠上演熟齡浪漫吻，鍾漢良對朱珠深情說出「告訴我，妳是怎麼
想的」隨後兩人激情擁吻，氣氛火熱，朱珠更一把將他推倒，在床上纏綿共度甜蜜夜晚，關係更進一步。有趣的是鍾漢
良跟朱珠在橋上拍攝另一場浪漫吻戲時，花絮裡鏡頭一轉，前夫哥經超竟也在場當電燈泡，只見蹲在地上目睹全程的他
表情滿是哀怨，隨後他忍不住笑說：「我不要面子的嗎？」朱珠立刻接話回嗆「你的臉是你自己撕掉的」，一來一往逗
樂現場工作人員。《鋼鐵森林》井柏然飾演江寒聲。（圖／iQIYI愛奇藝國際版）由井柏然、蔡文靜、秦俊傑演出的《鋼
鐵森林》則以犯罪懸疑為核心，井柏然扮演以邏輯與分析見長的犯罪心理學教授「江寒聲」，擅長透過細節與心理層面
拆解嫌疑人動機，表面高冷禁慾且帶有偏執氣質。但是面對愛情，他卻展現出截然不同的模樣，他專情地守護著蔡文靜
飾演的刑警「周瑾」，兩人先婚後愛，他也逐漸轉變為戀愛型人格，面對周瑾的初戀「蔣誠」（秦俊傑 飾）還流露出
醋一面。井柏然在訪談中進一步解析角色特質：「這角色還有點桀驁不馴的小狼狗的感覺吧！看似冷淡甚至有些弱弱
04月16日, 2026 繼續閱讀
喪禮變抓姦現場！小三告白已故愛人被聽見 正宮暴怒互毆險翻棺
一段婚姻中忠誠是相當重要的，近日墨西哥一場喪禮竟上演「抓姦案」，有2名女子在靈堂弔唁時，意外發現對方都是
死者的情人，瞬間發生肢體衝突，兩人在棺材旁瘋狂扭打、互扯頭髮，甚至差點撞翻棺材，驚悚畫面被參與儀式的人拍
下並上傳網路，引發網友熱議。根據外媒《紐約郵報》報導，一名來自墨西哥韋拉克魯斯州的男子逝世，家屬為其舉辦
喪禮，邀請許多親友前來弔唁。豈料，一名女子在棺材旁邊哭得相當慘，並低頭不捨說，「親愛的，我好想你」；這句
告白意外被死者妻子聽到，起身當眾質問對方身分，才得知對方是先生多年的外遇對象。死者妻子與小三爭執間情緒瞬
喪禮上的百合花，肢體衝突下導致棺材蓋一度移位，險些掉落在地。然而現場弔唁者無不感到驚愕與尷尬，有一名男子
在勸架過程中還差點從椅子上跌落，還有不少人拿起手機拍攝，記錄這荒唐的一幕。兩名女子最終在多位親友合力攔阻
04月09日, 2026 繼續閱讀
林心如愛女暴風抽高 只迷女團「沒說過爸爸帥」
林心如連續3年擔任家扶基金會代言人，今（12日）出席「用愛包圍」記者會，她平時會買童書教導9歲愛女身體界線的